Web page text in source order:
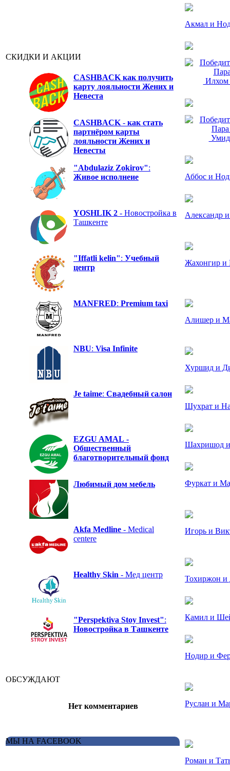
СКИДКИ И АКЦИИ
CASHBACK как получить
карту лояльности Жених и
Невеста
CASHBACK- как стать
партнёром карты
лояльности Жених и
Невесты
"Abdulaziz Zokirov":
Живое исполнеие
YOSHLIK 2 - Новостройка в
Ташкенте
"Iffatli kelin": Учебный
центр
MANFRED: Premium taxi
NBU: Visa Infinite
Je taime: Свадебный салон
EZGU AMAL -
Общественный
благотворительный фонд
Любимый дом мебель
Akfa Medline - Medical
centere
Healthy Skin - Мед центр
"Perspektiva Stoy Invest":
Новостройка в Ташкенте
ОБСУЖДАЮТ
Нет комментариев
МЫ НА FACEBOOK
Акмал и
Илхом
Аббос и
Александр
Жахонгир и
Алишер и
Хуршид и
Шухрат и
Шахришод
Фуркат и
Игорь и
Тохиржон и
Камил и
Нодир и
Руслан и
Роман и